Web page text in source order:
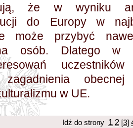
że w wyniku
do Europy w
może przybyć
osób. Dlatego w
zagadnienia obecnej
w UE.
Idź do strony 1 2 [3]